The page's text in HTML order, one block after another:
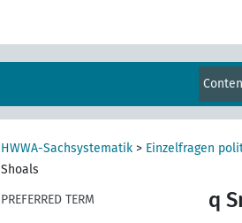
HWWA-Sachsystematik > Einzelfragen
Shoals
PREFERRED TERM
q